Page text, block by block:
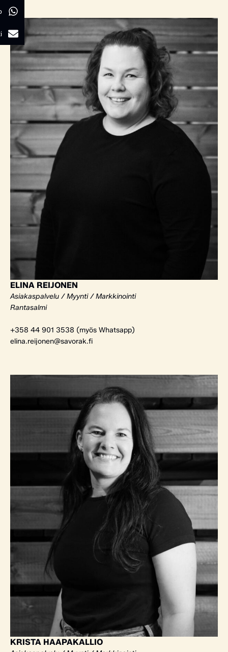
ELINA REIJONEN
Asiakaspalvelu / Myynti / Markkinointi
Rantasalmi
+358 44 901 3538 (myös Whatsapp)
elina.reijonen@savorak.fi
KRISTA HAAPAKALLIO